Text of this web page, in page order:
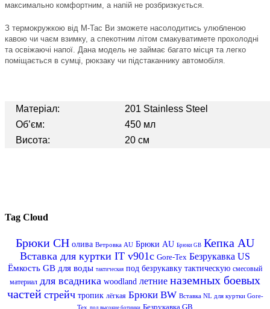
максимально комфортним, а напій не розбризкується.
З термокружкою від М-Тас Ви зможете насолодитись улюбленою
кавою чи чаєм взимку, а спекотним літом смакуватимете прохолодні
та освіжаючі напої. Дана модель не займає багато місця та легко
поміщається в сумці, рюкзаку чи підстаканнику автомобіля.
Матеріал:
201 Stainless Steel
Об’єм:
450 мл
Висота:
20 см
Tag Cloud
Брюки CH олива Ветровка AU Брюки AU Брюки GB Кепка AU
Вставка для куртки IT v901c Gore-Tex Безрукавка US
Ёмкость GB для воды тактическая под безрукавку тактическую смесовый
материал для всадника woodland летние наземных боевых
частей стрейч тропик лёгкая Брюки BW Вставка NL для куртки Gore-
Tex под высокие ботинки Безрукавка GB